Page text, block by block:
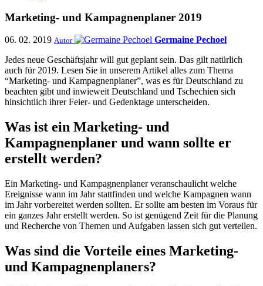
Marketing- und Kampagnenplaner 2019
06. 02. 2019 Autor
Germaine Pechoel
Jedes neue Geschäftsjahr will gut geplant sein. Das gilt natürlich
auch für 2019. Lesen Sie in unserem Artikel alles zum Thema
“Marketing- und Kampagnenplaner”, was es für Deutschland zu
beachten gibt und inwieweit Deutschland und Tschechien sich
hinsichtlich ihrer Feier- und Gedenktage unterscheiden.
Was ist ein Marketing- und
Kampagnenplaner und wann sollte er
erstellt werden?
Ein Marketing- und Kampagnenplaner veranschaulicht welche
Ereignisse wann im Jahr stattfinden und welche Kampagnen wann
im Jahr vorbereitet werden sollten. Er sollte am besten im Voraus für
ein ganzes Jahr erstellt werden. So ist genügend Zeit für die Planung
und Recherche von Themen und Aufgaben lassen sich gut verteilen.
Was sind die Vorteile eines Marketing-
und Kampagnenplaners?